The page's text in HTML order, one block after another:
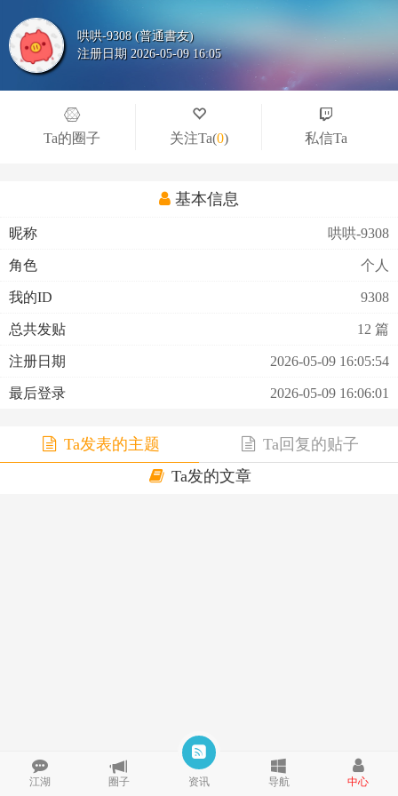
哄哄-9308 (普通書友)
注册日期 2026-05-09 16:05
Ta的圈子 关注Ta(0) 私信Ta
基本信息
昵称 哄哄-9308
角色 个人
我的ID 9308
总共发贴 12 篇
注册日期 2026-05-09 16:05:54
最后登录 2026-05-09 16:06:01
Ta发表的主题
Ta回复的贴子
Ta发的文章
江湖 圈子 资讯 导航 中心